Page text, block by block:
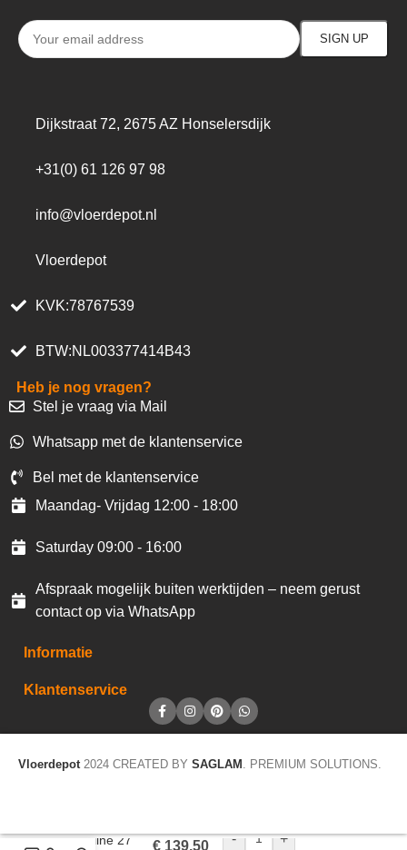
Dijkstraat 72, 2675 AZ Honselersdijk
+31(0) 61 126 97 98
info@vloerdepot.nl
Vloerdepot
KVK:78767539
BTW:NL003377414B43
Heb je nog vragen?
Stel je vraag via Mail
Whatsapp met de klantenservice
Bel met de klantenservice
Maandag- Vrijdag 12:00 - 18:00
Saturday 09:00 - 16:00
Afspraak mogelijk buiten werktijden – neem gerust
contact op via WhatsApp
Informatie
Klantenservice
Vloerdepot 2024 CREATED BY SAGLAM . PREMIUM SOLUTIONS.
Homeline 27
€139,50 - +